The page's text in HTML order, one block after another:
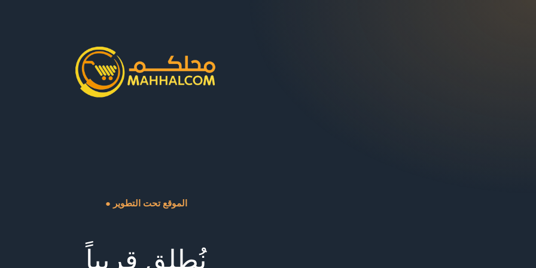
● الموقع تحت التطوير
نُطلق قريباً